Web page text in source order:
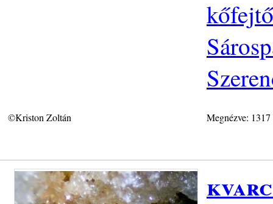
©Kriston Zoltán Megnézve: